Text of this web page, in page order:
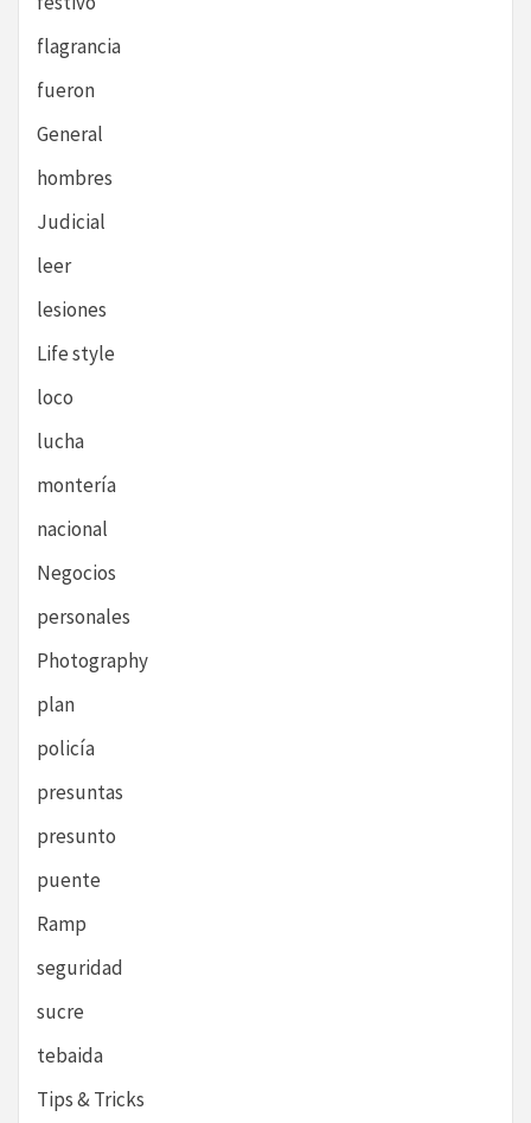
flagrancia
fueron
General
hombres
Judicial
leer
lesiones
Life style
loco
lucha
montería
nacional
Negocios
personales
Photography
plan
policía
presuntas
presunto
puente
Ramp
seguridad
sucre
tebaida
Tips & Tricks